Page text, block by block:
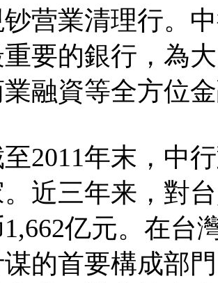
营業清理行。
要的銀行，為
融資等全方位
2011年末，中
。近三年来，對
亿元。在台
的首要構成部